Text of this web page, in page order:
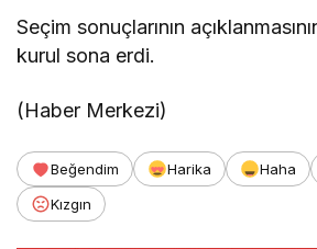
Seçim sonuçlarının
kurul sona erdi.
(Haber Merkezi)
Beğendim Harika Haha
Kızgın